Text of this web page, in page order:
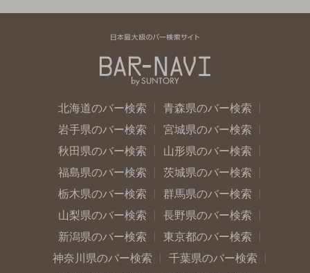
北海道のバー検索
青森県のバー検索
岩手県のバー検索
宮城県のバー検索
秋田県のバー検索
山形県のバー検索
福島県のバー検索
茨城県のバー検索
栃木県のバー検索
群馬県のバー検索
山梨県のバー検索
長野県のバー検索
新潟県のバー検索
東京都のバー検索
神奈川県のバー検索
千葉県のバー検索